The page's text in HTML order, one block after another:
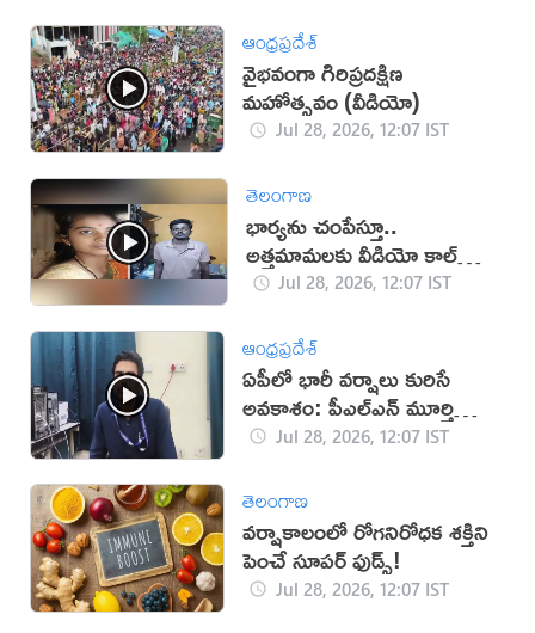
ఆంధ్రప్రదేశ్
వైభవంగా గిరిప్రదక్షిణ
మహోత్సవం (వీడియో)
Jul 28, 2026, 12:07 IST
తెలంగాణ
భార్యను చంపేస్తూ..
అత్తమామలకు వీడియో కాల్
చేసిన భర్త
Jul 28, 2026, 12:07 IST
ఆంధ్రప్రదేశ్
ఏపీలో భారీ వర్షాలు కురిసే
అవకాశం: పీఎల్‌ఎన్ మూర్తి
(వీడియో)
Jul 28, 2026, 12:07 IST
తెలంగాణ
వర్షాకాలంలో రోగనిరోధక శక్తిని
పెంచే సూపర్ ఫుడ్స్!
Jul 28, 2026, 12:07 IST